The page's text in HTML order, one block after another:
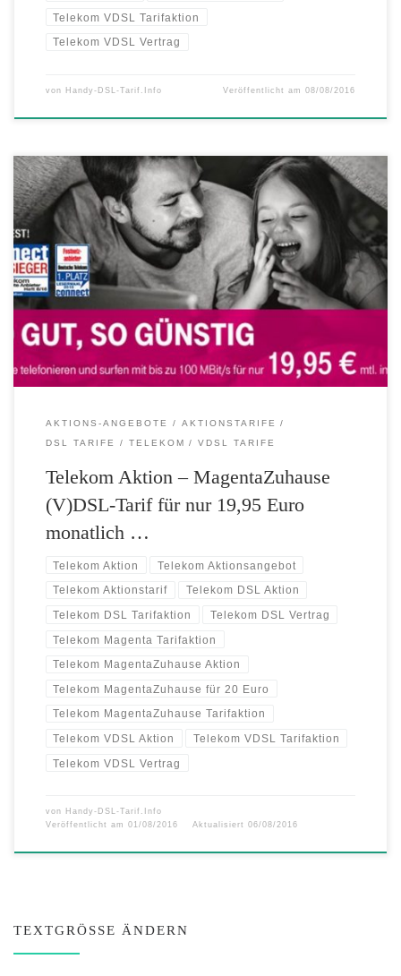
Telekom VDSL Tarifaktion
Telekom VDSL Vertrag
von Handy-DSL-Tarif.Info Veröffentlicht am08/08/2016
So gut war das Original noch nie – so günstig auch nicht Ab heute
können Neukunden den Telekom MagentaZuhause L VDSL-Tarif mit
bis zu 100 MBit/s für nur 19,95 Euro* monatlich in den ersten 12
Monaten nutzen. Die Telekom MagentsZuhause Aktion im Detail:
Gültig vom 01.08.2016 – 31.01.2017 Für Breitband-Neukunden […]
AKTIONS-ANGEBOTE
AKTIONSTARIFE
DSL TARIFE
TELEKOM VDSL TARIFE
Telekom Aktion – MagentaZuhause
(V)DSL-Tarif für nur 19,95 Euro
monatlich …
Telekom Aktion Telekom Aktionsangebot
Telekom Aktionstarif Telekom DSL Aktion
Telekom DSL Tarifaktion Telekom DSL Vertrag
Telekom Magenta Tarifaktion
Telekom MagentaZuhause Aktion
Telekom MagentaZuhause für 20 Euro
Telekom MagentaZuhause Tarifaktion
Telekom VDSL Aktion Telekom VDSL Tarifaktion
Telekom VDSL Vertrag
von Handy-DSL-Tarif.Info
Veröffentlicht am 01/08/2016 Aktualisiert 06/08/2016
TEXTGRÖSSE ÄNDERN